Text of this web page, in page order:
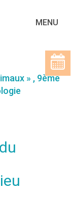
MENU
» , 9ème